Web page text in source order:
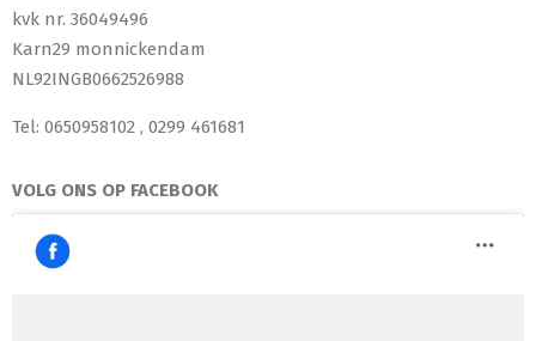
kvk nr. 36049496
Karn29 monnickendam
NL92INGB0662526988
Tel: 0650958102 , 0299 461681
VOLG ONS OP FACEBOOK